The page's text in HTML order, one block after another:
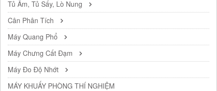
Tủ Ấm, Tủ Sấy, Lò Nung
Cân Phân Tích
Máy Quang Phổ
Máy Chưng Cất Đạm
Máy Đo Độ Nhớt
MÁY KHUẤY PHÒNG THÍ NGHIỆM